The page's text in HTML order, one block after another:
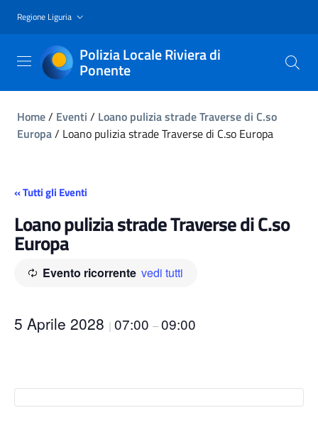
Regione Liguria
Polizia Locale Riviera di
Ponente
Home/ Eventi / Loano pulizia strade Traverse di C.so
Europa/ Loano pulizia strade Traverse di C.so Europa
« Tutti gli Eventi
Loano pulizia strade Traverse di C.so
Europa
Evento ricorrente vedi tutti
5 Aprile 2028 | 07:00 –09:00